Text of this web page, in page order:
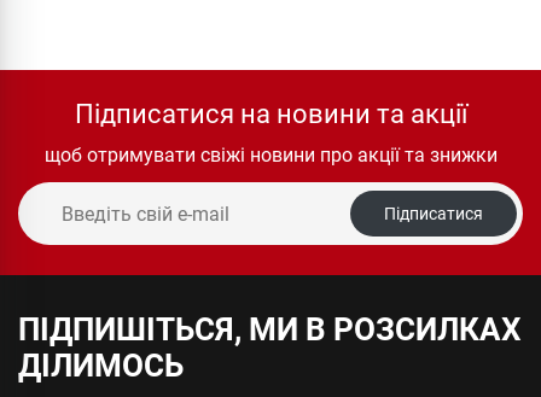
Підписатися на новини та акції
щоб отримувати свіжі новини про акції та знижки
Підписатися
ПІДПИШІТЬСЯ, МИ В РОЗСИЛКАХ
ДІЛИМОСЬ